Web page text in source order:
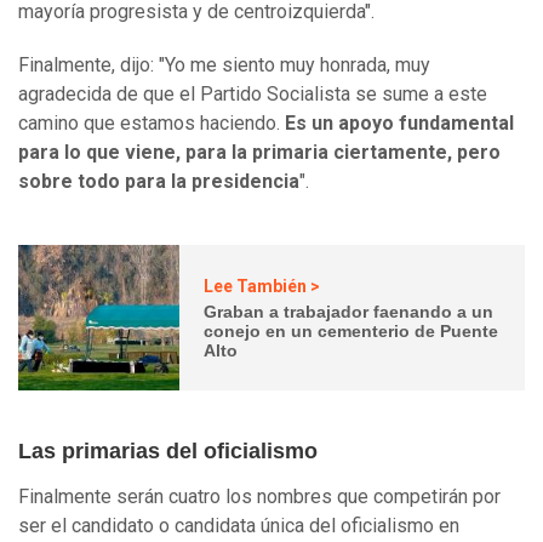
mayoría progresista y de centroizquierda".
Finalmente, dijo: "Yo me siento muy honrada, muy
agradecida de que el Partido Socialista se sume a este
camino que estamos haciendo. Es un apoyo fundamental
para lo que viene, para la primaria ciertamente, pero
sobre todo para la presidencia".
Lee También >
Graban a trabajador faenando a un
conejo en un cementerio de Puente
Alto
Las primarias del oficialismo
Finalmente serán cuatro los nombres que competirán por
ser el candidato o candidata única del oficialismo en